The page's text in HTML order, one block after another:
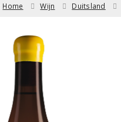
Home Wijn Duitsland